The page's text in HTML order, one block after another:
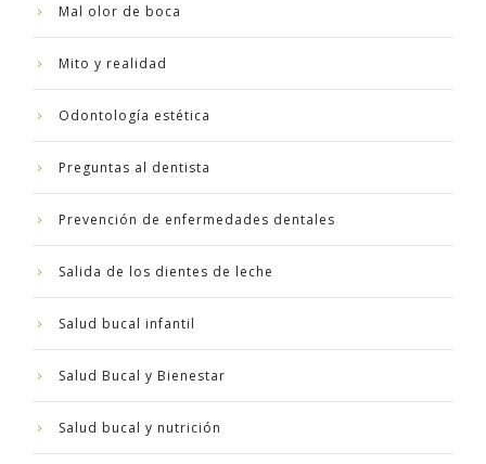
Mal olor de boca
Mito y realidad
Odontología estética
Preguntas al dentista
Prevención de enfermedades dentales
Salida de los dientes de leche
Salud bucal infantil
Salud Bucal y Bienestar
Salud bucal y nutrición